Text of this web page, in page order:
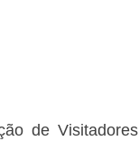
de Visitadores